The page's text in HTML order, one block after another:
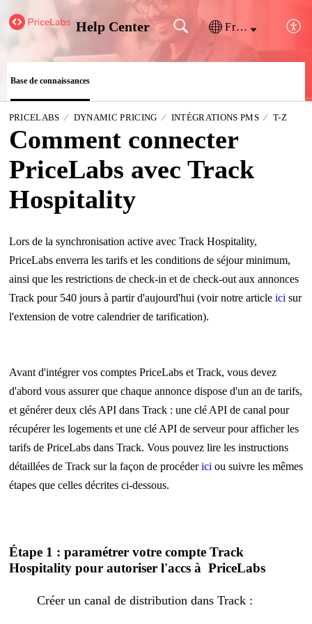
Help Center Français (France)
Base de connaissances
PRICELABS DYNAMIC PRICING INTÉGRATIONS PMS T-Z
Comment connecter
PriceLabs avec Track
Hospitality
Lors de la synchronisation active avec Track Hospitality,
PriceLabs enverra les tarifs et les conditions de séjour minimum,
ainsi que les restrictions de check-in et de check-out aux annonces
Track pour 540 jours à partir d'aujourd'hui (voir notre article ici sur
l'extension de votre calendrier de tarification).
Avant d'intégrer vos comptes PriceLabs et Track, vous devez
d'abord vous assurer que chaque annonce dispose d'un an de tarifs,
et générer deux clés API dans Track : une clé API de canal pour
récupérer les logements et une clé API de serveur pour afficher les
tarifs de PriceLabs dans Track. Vous pouvez lire les instructions
détaillées de Track sur la façon de procéderici ou suivre les mêmes
étapes que celles décrites ci-dessous.
Étape 1 : paramétrer votre compte Track
Hospitality pour autoriser l'accs à PriceLabs
Créer un canal de distribution dans Track :